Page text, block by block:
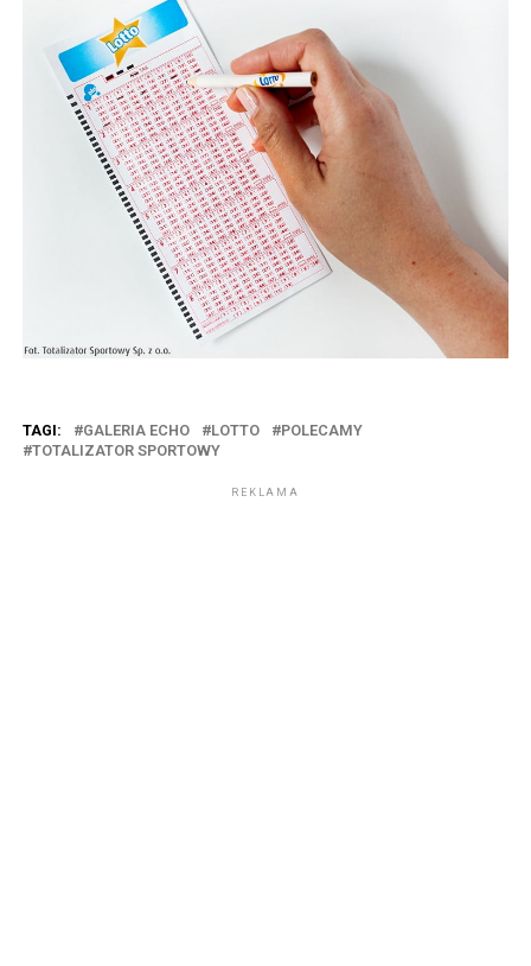
TAGI: GALERIA ECHO LOTTO
POLECAMY
TOTALIZATOR SPORTOWY
REKLAMA